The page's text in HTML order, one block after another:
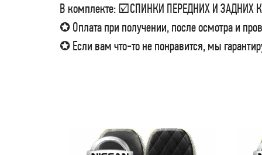
В комплекте: ☑СПИНКИ ПЕРЕДНИХ И
✪ Оплата при получении, после осмотра и
✪ Если вам что-то не понравится, мы